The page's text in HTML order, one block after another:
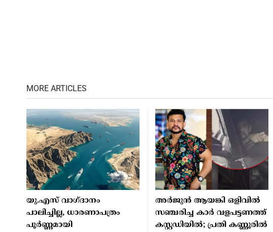
MORE ARTICLES
യു.എസ് വാഗ്ദാനം
പാലിച്ചില്ല, ധാരണാപത്രം
പൂർണ്ണമായി
അർജുൻ ആയങ്കി ഒളിവിൽ
സഞ്ചരിച്ച കാർ വളപട്ടണത്ത്
കസ്റ്റഡിയിൽ; പ്രതി കണ്ണൂരിൽ